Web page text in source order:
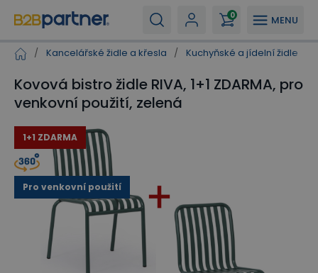
MENU
0
/ Kancelářské židle a křesla / Kuchyňské a jídelní židle
Kovová bistro židle RIVA, 1+1 ZDARMA, pro
venkovní použití, zelená
1+1 ZDARMA
Pro venkovní použití